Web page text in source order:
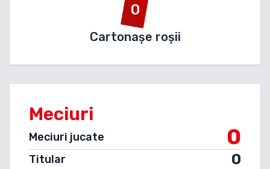
0
Cartonașe roșii
Meciuri
Meciuri jucate 0
Titular 0